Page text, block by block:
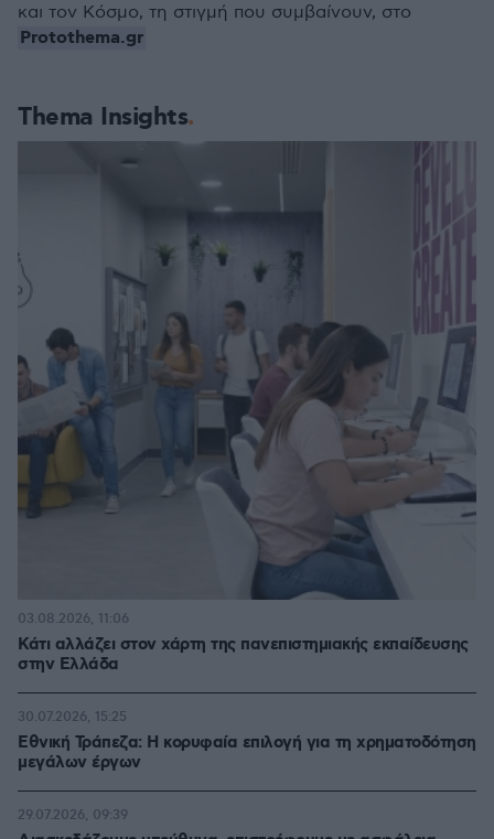
Thema Insights
Κάτι αλλάζει στον χάρτη της πανεπιστημιακής εκπαίδευσης
στην Ελλάδα
03.08.2026, 11:06
Εθνική Τράπεζα: Η κορυφαία επιλογή για τη χρηματοδότηση
μεγάλων έργων
30.07.2026, 15:25
29.07.2026, 09:39
και τον Κόσμο, τη στιγμή που συμβαίνουν, στο
Protothema.gr